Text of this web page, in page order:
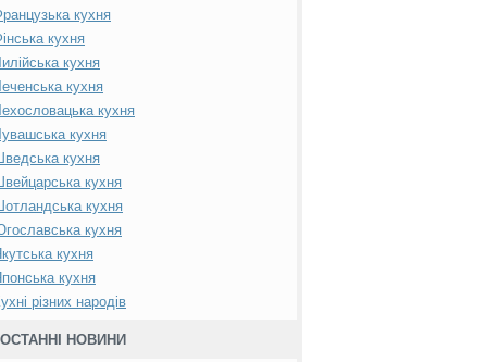
кухня
кухня
кухня
кухня
кухня
кухня
Шведська кухня
Швейцарська кухня
Шотландська кухня
кухня
кухня
кухня
різних народів
ОСТАННІ НОВИНИ